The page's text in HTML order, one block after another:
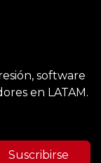
software
en LATAM.
Suscribirse